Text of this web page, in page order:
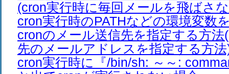
(cron実行時に毎回メールを飛ばさ
cron実行時のPATHなどの環境変数
cronのメール送信先を指定する方
先のメールアドレスを指定する方
cron実行時に『/bin/sh: ～～: